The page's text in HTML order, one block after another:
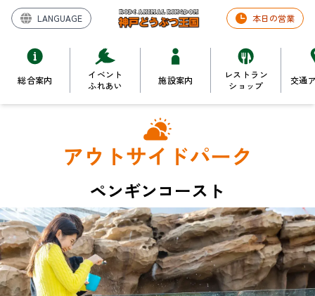
LANGUAGE 本日の営業
総合案内
イベント
ふれあい
施設案内
レストラン
ショップ
交通
アウトサイドパーク
ペンギンコースト